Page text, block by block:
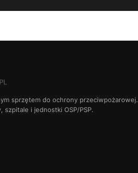
sprzętem do ochrony przeciwpożarowej.
szpitale i jednostki OSP/PSP.